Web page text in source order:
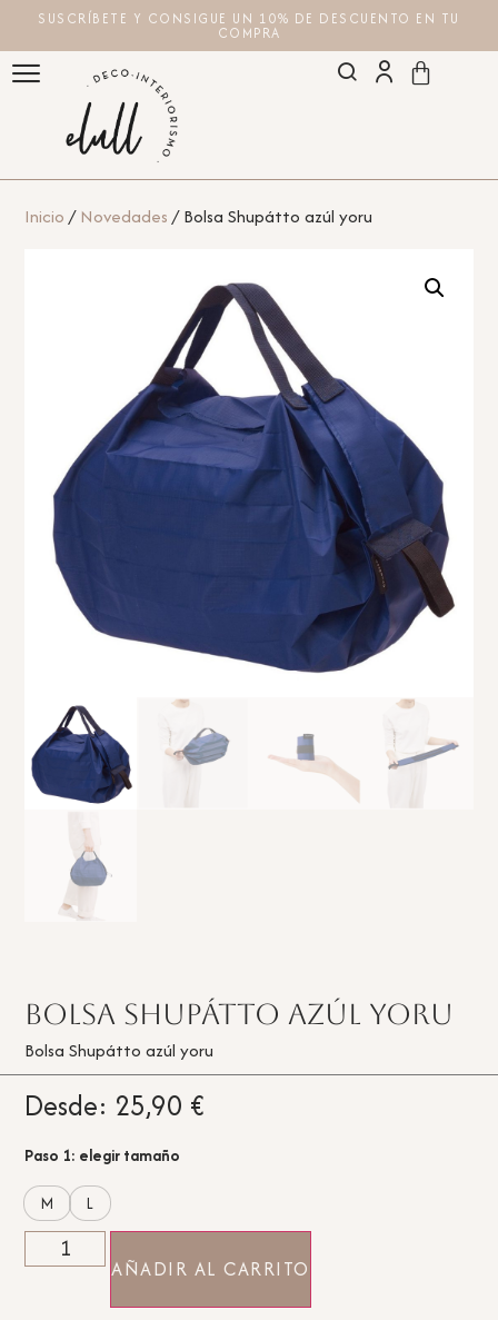
SUSCRÍBETE Y CONSIGUE UN 10% DE DESCUENTO EN TU
COMPRA
Inicio/Novedades/ Bolsa Shupátto azúl yoru
Bolsa Shupátto azúl yoru
Bolsa Shupátto azúl yoru
Desde: 25,90 €
Paso 1: elegir tamaño
M L
AÑADIR AL CARRITO